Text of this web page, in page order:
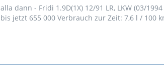
alla dann - Fridi 1.9D(1X) 12/91 LR, LKW (03/
bis jetzt 655 000 Verbrauch zur Zeit: 7,6 l / 100